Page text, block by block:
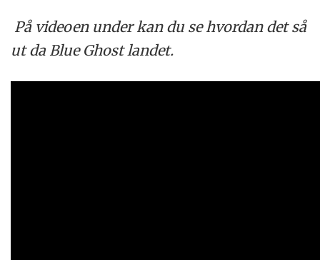
På videoen under kan du se hvordan det så
ut da Blue Ghost landet.